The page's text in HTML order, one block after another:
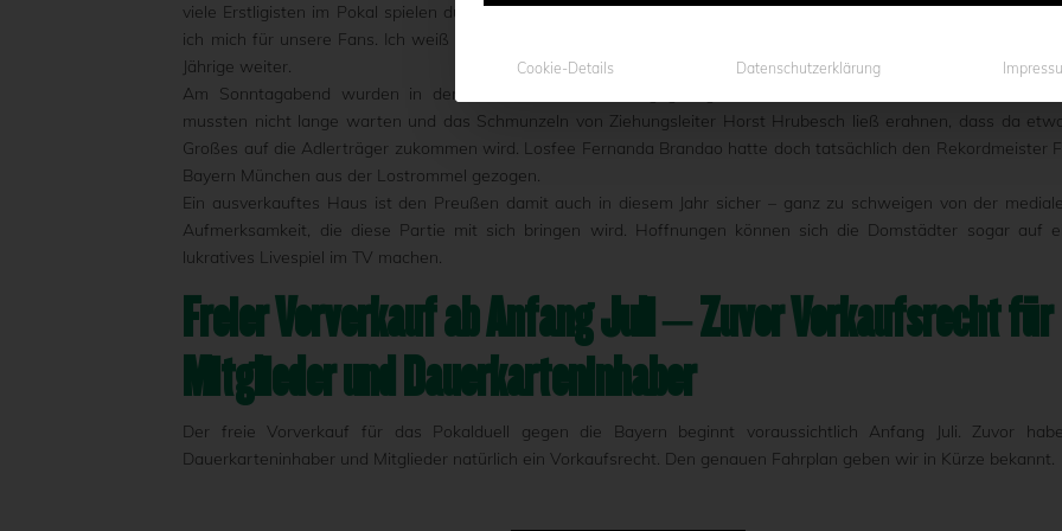
viele Erstligisten im Pokal spielen dürfen und jetzt halt gegen die beste Mannschaft Deutschlands. Besonders
ich mich für unsere Fans. Ich weiß nicht, ob es so ein Spiel im Preußenstadion schon mal gegeben hat“, so der
Jährige weiter.
Am Sonntagabend wurden in der ARD die Erstrundenbegegnungen im DFB-Pokal ermittelt. Die
mussten nicht lange warten und das Schmunzeln von Ziehungsleiter Horst Hrubesch ließ erahnen, dass da
Großes auf die Adlerträger zukommen wird. Losfee Fernanda Brandao hatte doch tatsächlich den Rekordmeister
Bayern München aus der Lostrommel gezogen.
Ein ausverkauftes Haus ist den Preußen damit auch in diesem Jahr sicher – ganz zu schweigen von der
Aufmerksamkeit, die diese Partie mit sich bringen wird. Hoffnungen können sich die Domstädter sogar auf
lukratives Livespiel im TV machen.
Freier Vorverkauf ab Anfang Juli – Zuvor Vorkaufsrecht für
Mitglieder und Dauerkarteninhaber
Der freie Vorverkauf für das Pokalduell gegen die Bayern beginnt voraussichtlich Anfang Juli. Zuvor
Dauerkarteninhaber und Mitglieder natürlich ein Vorkaufsrecht. Den genauen Fahrplan geben wir in Kürze bekannt.
Cookie-Details Datenschutzerklärung